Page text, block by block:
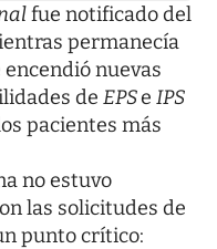
fue notificado del
permanecía
nuevas
de EPSe IPS
pacientes más
no estuvo
las solicitudes de
punto crítico: